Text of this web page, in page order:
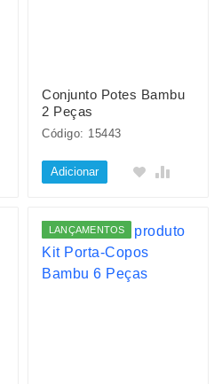
Conjunto Potes Bambu
2 Peças
Código: 15443
Adicionar
LANÇAMENTOS